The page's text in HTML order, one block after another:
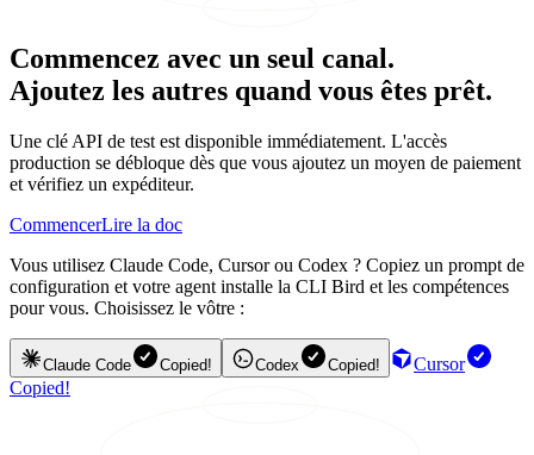
Commencez avec un seul canal.
Ajoutez les autres quand vous êtes prêt.
Une clé API de test est disponible immédiatement. L'accès
production se débloque dès que vous ajoutez un moyen de paiement
et vérifiez un expéditeur.
CommencerLire la doc
Vous utilisez Claude Code, Cursor ou Codex ? Copiez un prompt de
configuration et votre agent installe la CLI Bird et les compétences
pour vous. Choisissez le vôtre :
Claude Code Copied! Codex Copied!
Cursor
Copied!